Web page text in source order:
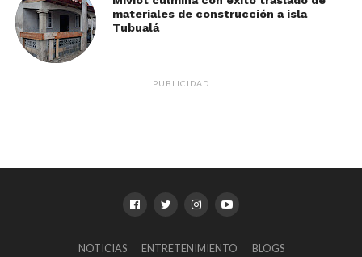
materiales de construcción a isla
Tubualá
PUBLICIDAD
NOTICIAS ENTRETENIMIENTO BLOGS